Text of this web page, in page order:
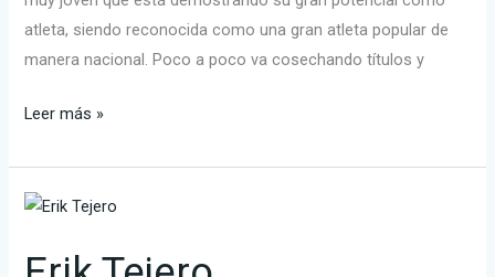
atleta, siendo reconocida como una gran atleta popular de
manera nacional. Poco a poco va cosechando títulos y
Leer más »
Erik